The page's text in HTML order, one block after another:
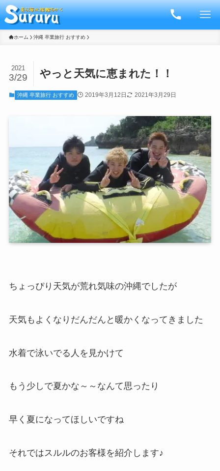
ホーム 沖縄 卒業旅行 おすすめ
やっと天気に恵まれた！！
2021
3/29
沖縄 卒業旅行 おすすめ 2019年3月12日 2021年3月29日
ちょっぴり天気が荒れ気味の沖縄でしたが
天気もよくなりだんだんと暖かくなってきました
水着で泳いでる人を見かけて
もう少しで夏かな～～なんて思ったり
早く夏になってほしいですね
それではスルルのお客様を紹介します♪